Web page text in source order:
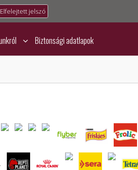
Elfelejtett jelszó
Biztonsági adatlapok